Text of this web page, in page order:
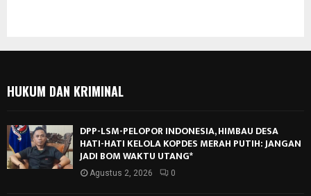
HUKUM DAN KRIMINAL
DPP-LSM-PELOPOR INDONESIA, HIMBAU DESA
HATI-HATI KELOLA KOPDES MERAH PUTIH: JANGAN
JADI BOM WAKTU UTANG*
Agustus 2, 2026 0